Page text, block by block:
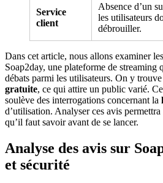
Service
client
Absence d’un
les utilisateurs
débrouiller.
Dans cet article, nous allons examiner
Soap2day, une plateforme de streaming
débats parmi les utilisateurs. On y
gratuite, ce qui attire un public varié.
soulève des interrogations concernant la
d’utilisation. Analyser ces avis
qu’il faut savoir avant de se lancer.
Analyse des avis sur
et sécurité